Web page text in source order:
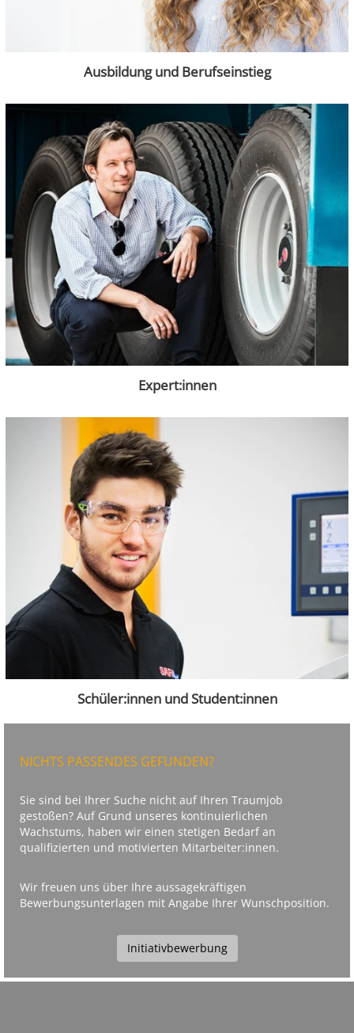
Ausbildung und Berufseinstieg
Expert:innen
Schüler:innen und Student:innen
NICHTS PASSENDES GEFUNDEN?
Sie sind bei Ihrer Suche nicht auf Ihren Traumjob
gestoßen? Auf Grund unseres kontinuierlichen
Wachstums, haben wir einen stetigen Bedarf an
qualifizierten und motivierten Mitarbeiter:innen.
Wir freuen uns über Ihre aussagekräftigen
Bewerbungsunterlagen mit Angabe Ihrer Wunschposition.
Initiativbewerbung